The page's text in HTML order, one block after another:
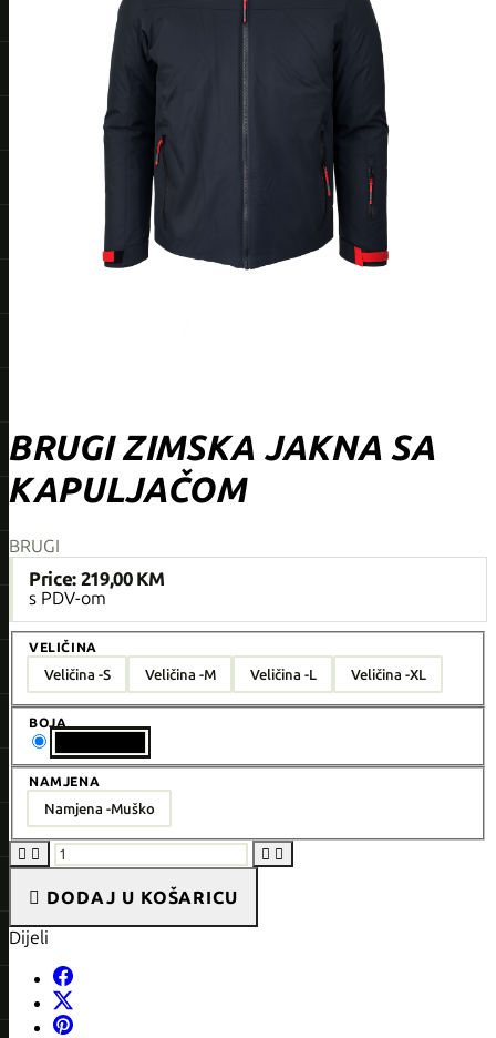
BRUGI ZIMSKA JAKNA SA
KAPULJAČOM
BRUGI
Price: 219,00 KM
s PDV-om
VELIČINA
Veličina -S Veličina -M Veličina -L Veličina -XL
BOJA
NAMJENA
Namjena -Muško
   
 DODAJ U KOŠARICU
Dijeli